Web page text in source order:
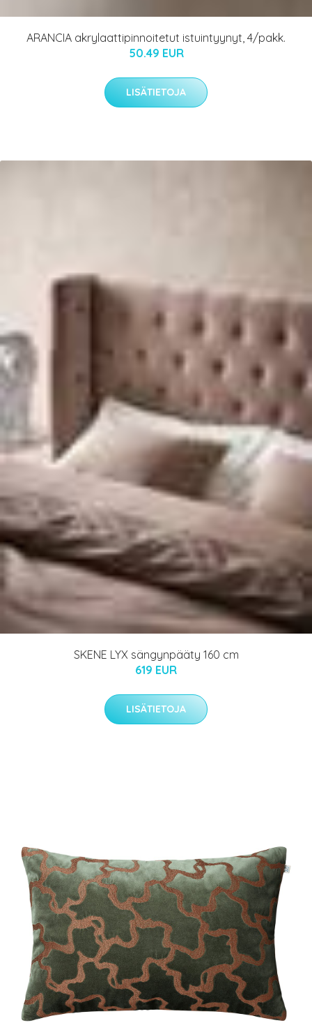
ARANCIA akrylaattipinnoitetut istuintyynyt, 4/pakk.
50.49 EUR
LISÄTIETOJA
SKENE LYX sängynpääty 160 cm
619 EUR
LISÄTIETOJA